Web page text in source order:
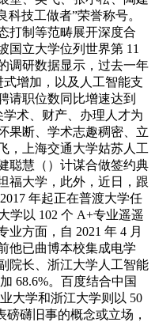
科技工做者”荣誉称号。
打制等范畴展开深度合
国立大学位列世界第 11
调研数据显示，过去一年
增加，以及人工智能支
请职位数同比增速达到
术、财产、办理人才为
断、学术志趣稠密、立
，上海交通大学姑苏人工
聪慧（）计谋合做签约典
福大学，此外，近日，跟
年起正在普渡大学任
学以 102 个 A+专业遥遥
方面，自 2021 年 4 月
他已曲博本校集成电学
院长、浙江大学人工智能
68.6%。百度结合中国
大学和浙江大学则以 50
礴旧事的概念或立场，